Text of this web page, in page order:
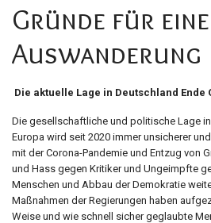
Gründe für eine
Auswanderung
Die aktuelle Lage in Deutschland Ende
Die gesellschaftliche und politische Lage
Europa wird seit 2020 immer unsicherer
mit der Corona-Pandemie und Entzug von
und Hass gegen Kritiker und Ungeimpfte
Menschen und Abbau der Demokratie
Maßnahmen der Regierungen haben
Weise und wie schnell sicher geglaubte